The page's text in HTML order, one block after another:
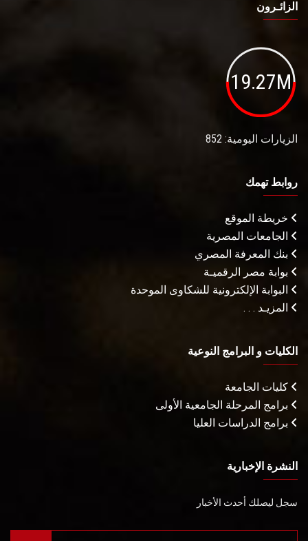
الزائـرون
19.27M
الزيارات اليومية: 852
روابط تهمك
خريطة الموقع
الجامعات المصرية
بنك المعرفة المصري
بوابة مصر الرقميـة
البوابة الإلكترونية للشكاوى الموحدة
المزيـد . . .
الكليات و البرامج النوعية
كليات الجامعة
برامج المرحلة الجامعية الأولى
برامج الدراسات العليا
النشرة الإخبارية
سجل ليصلك أحدث الأخبار